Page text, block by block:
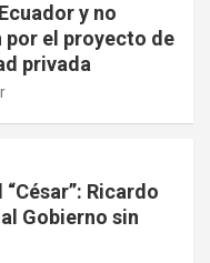
y no
por el proyecto de
privada
Ricardo
Gobierno sin